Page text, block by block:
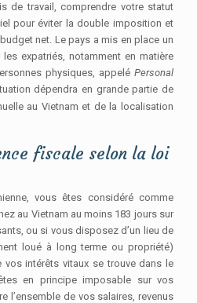
de travail, comprendre votre statut
pour éviter la double imposition et
net. Le pays a mis en place un
expatriés, notamment en matière
physiques, appelé Personal
dépendra en grande partie de
au Vietnam et de la localisation
fiscale selon la loi
vous êtes considéré comme
au Vietnam au moins 183 jours sur
ou si vous disposez d’un lieu de
loué à long terme ou propriété)
vos intérêts vitaux se trouve dans le
en principe imposable sur vos
l’ensemble de vos salaires, revenus